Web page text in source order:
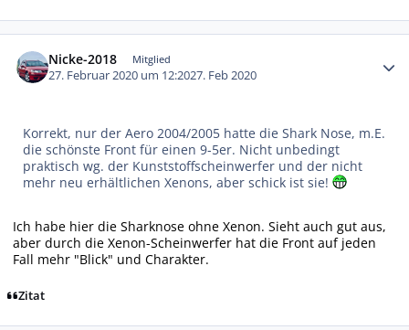
Nicke-2018 Mitglied
27. Februar 2020 um 12:2027. Feb 2020
Korrekt, nur der Aero 2004/2005 hatte die Shark Nose, m.E.
die schönste Front für einen 9-5er. Nicht unbedingt
praktisch wg. der Kunststoffscheinwerfer und der nicht
mehr neu erhältlichen Xenons, aber schick ist sie!
Ich habe hier die Sharknose ohne Xenon. Sieht auch gut aus,
aber durch die Xenon-Scheinwerfer hat die Front auf jeden
Fall mehr "Blick" und Charakter.
Zitat